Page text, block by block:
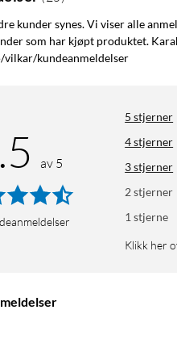
kunder synes. Vi viser alle
som har kjøpt produktet.
kundeanmeldelser
av 5
5 stjerner
4 stjerner
3 stjerner
2 stjerner
1 stjerne
Klikk her